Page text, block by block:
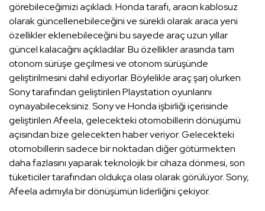
görebileceğimizi açıkladı. Honda tarafı, aracın kablosuz
olarak güncellenebileceğini ve sürekli olarak araca yeni
özellikler eklenebileceğini bu sayede araç uzun yıllar
güncel kalacağını açıkladılar. Bu özellikler arasında tam
otonom sürüşe geçilmesi ve otonom sürüşünde
geliştirilmesini dahil ediyorlar. Böylelikle araç şarj olurken
Sony tarafından geliştirilen Playstation oyunlarını
oynayabileceksiniz. Sony ve Honda işbirliği içerisinde
geliştirilen Afeela, gelecekteki otomobillerin dönüşümü
açısından bize gelecekten haber veriyor. Gelecekteki
otomobillerin sadece bir noktadan diğer götürmekten
daha fazlasını yaparak teknolojik bir cihaza dönmesi, son
tüketiciler tarafından oldukça olası olarak görülüyor. Sony,
Afeela adımıyla bir dönüşümün liderliğini çekiyor.